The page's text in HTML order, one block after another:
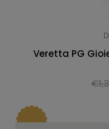
Veretta PG
€